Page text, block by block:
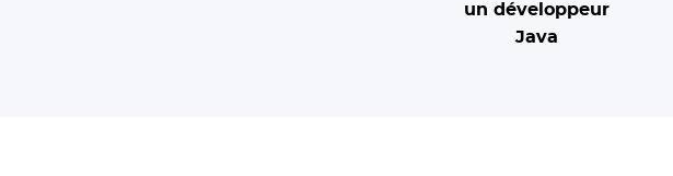
un développeur
Java